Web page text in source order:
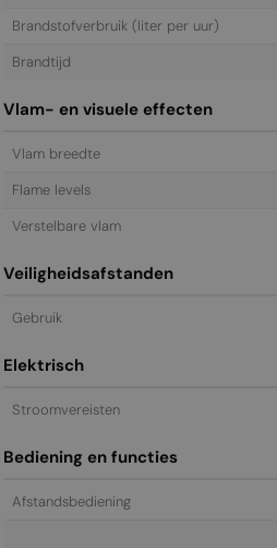
Brandstofverbruik (liter per uur)
Brandtijd
Vlam- en visuele effecten
Vlam breedte
Flame levels
Verstelbare vlam
Veiligheidsafstanden
Gebruik
Elektrisch
Stroomvereisten
Bediening en functies
Afstandsbediening